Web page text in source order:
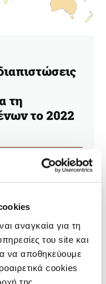
αναγκαία για τη
του site και
να αποθηκεύουμε
cookies
της
τη
το 2022
από τη